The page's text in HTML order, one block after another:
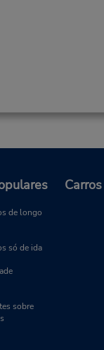
de longo
só de ida
sobre